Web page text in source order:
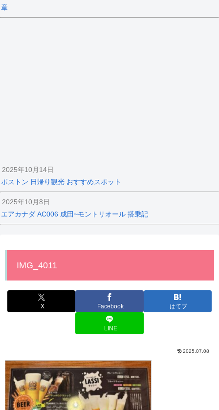
章
2025年10月14日
ボストン 日帰り観光 おすすめスポット
2025年10月8日
エアカナダ AC006 成田~モントリオール 搭乗記
IMG_4011
X Facebook はてブ
LINE
2025.07.08